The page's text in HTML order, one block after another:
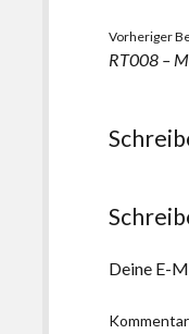
Vorheriger
RT008 –
Deine E-
Kommentar